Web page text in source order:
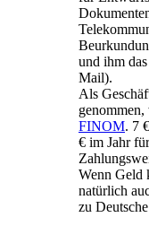
und ihm
Mail).
Als
FINOM. 7
€ im Jahr
Wenn Geld
natürlich
zu